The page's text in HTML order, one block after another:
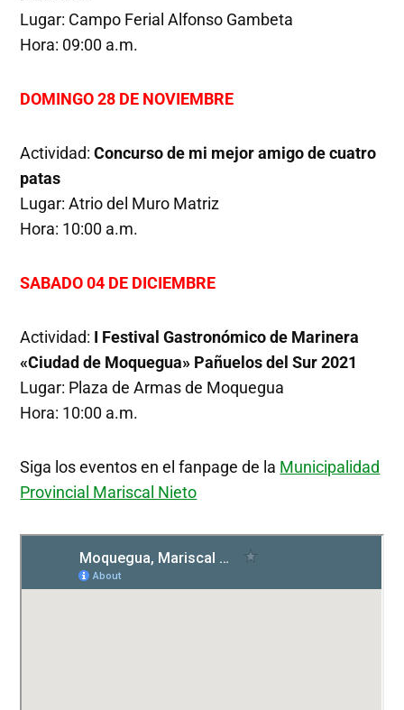
Lugar: Campo Ferial Alfonso Gambeta
Hora: 09:00 a.m.
DOMINGO 28 DE NOVIEMBRE
Actividad:Concurso de mi mejor amigo de cuatro
patas
Lugar: Atrio del Muro Matriz
Hora: 10:00 a.m.
SABADO 04 DE DICIEMBRE
Actividad: I Festival Gastronómico de Marinera
«Ciudad de Moquegua» Pañuelos del Sur 2021
Lugar: Plaza de Armas de Moquegua
Hora: 10:00 a.m.
Siga los eventos en el fanpage de la Municipalidad
Provincial Mariscal Nieto